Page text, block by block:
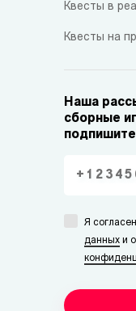
Квесты в
Квесты на
Наша
сборные
Я
данных и